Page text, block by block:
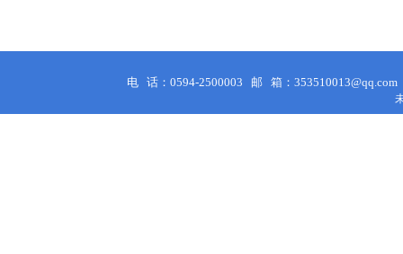
电 话：0594-2500003 邮 箱：